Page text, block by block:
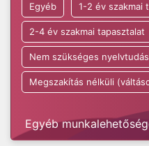
Egyéb 1-2 év szakmai
2-4 év szakmai tapasztalat
Nem szükséges nyelvtudás
Megszakítás nélküli
Egyéb